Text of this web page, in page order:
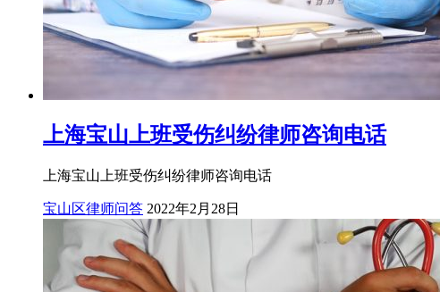
上海宝山上班受伤纠纷律师咨询电话
上海宝山上班受伤纠纷律师咨询电话
宝山区律师问答 2022年2月28日